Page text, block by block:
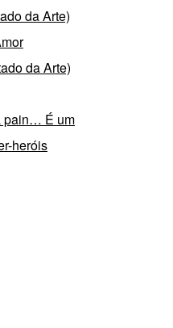
da Arte)
da Arte)
pain… É um
heróis